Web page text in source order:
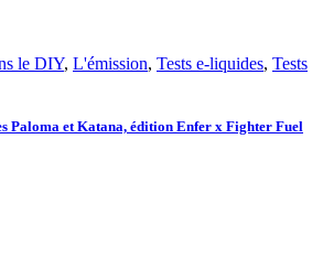
le DIY, L'émission, Tests e-liquides, Tests
Paloma et Katana, édition Enfer x Fighter Fuel